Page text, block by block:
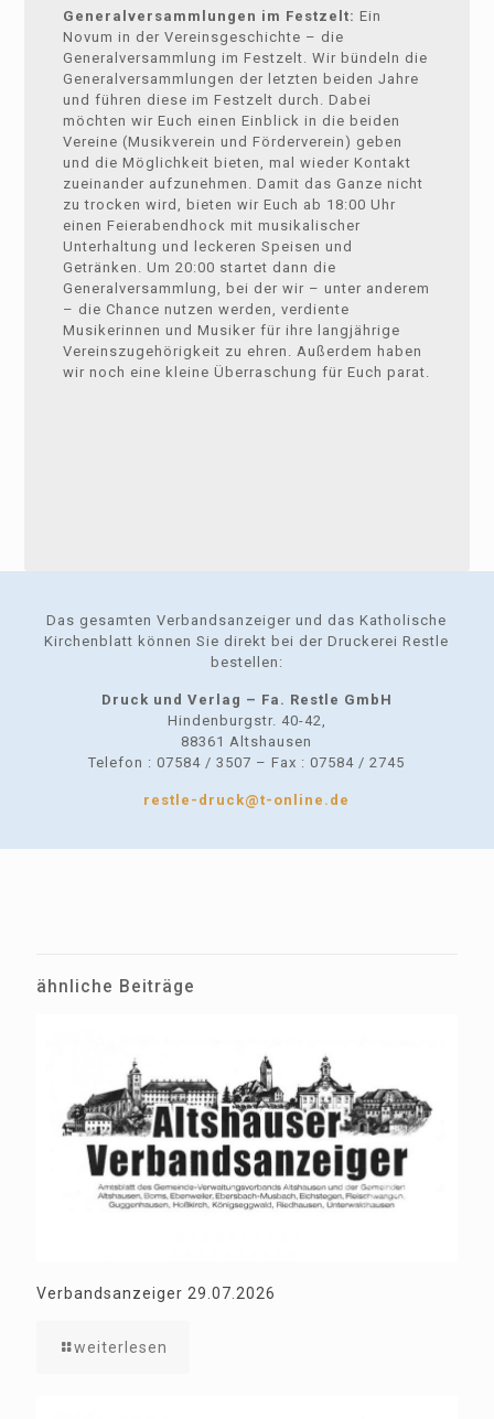
Generalversammlungen im Festzelt: Ein
Novum in der Vereinsgeschichte – die
Generalversammlung im Festzelt. Wir bündeln die
Generalversammlungen der letzten beiden Jahre
und führen diese im Festzelt durch. Dabei
möchten wir Euch einen Einblick in die beiden
Vereine (Musikverein und Förderverein) geben
und die Möglichkeit bieten, mal wieder Kontakt
zueinander aufzunehmen. Damit das Ganze nicht
zu trocken wird, bieten wir Euch ab 18:00 Uhr
einen Feierabendhock mit musikalischer
Unterhaltung und leckeren Speisen und
Getränken. Um 20:00 startet dann die
Generalversammlung, bei der wir – unter anderem
– die Chance nutzen werden, verdiente
Musikerinnen und Musiker für ihre langjährige
Vereinszugehörigkeit zu ehren. Außerdem haben
wir noch eine kleine Überraschung für Euch parat.
Das gesamten Verbandsanzeiger und das Katholische
Kirchenblatt können Sie direkt bei der Druckerei Restle
bestellen:
Druck und Verlag – Fa. Restle GmbH
Hindenburgstr. 40-42,
88361 Altshausen
Telefon : 07584 / 3507 – Fax : 07584 / 2745
restle-druck@t-online.de
ähnliche Beiträge
Verbandsanzeiger 29.07.2026
weiterlesen